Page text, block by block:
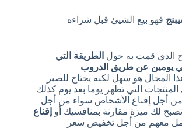
فهو بيع الشيئ قبل شراءه
الذي قمت به حول الطريقة التي
1571.00$ في يومين عن طريق الدروب
المجال هو سهل لكنه يحتاج للصبر
التي تظهر يوما بعد يوم كذلك
من أجل إقناع الأشخاص سواء من أجل
لك ميزة مقارنة بمنافسيك أو إقناع
معهم من أجل تخفيض سعر